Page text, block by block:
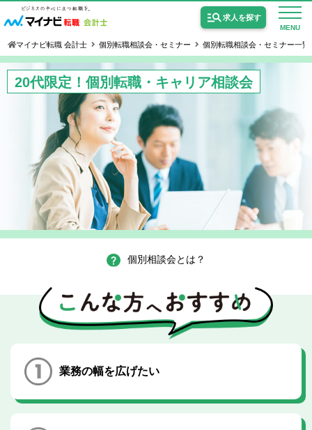
MENU
求人を探す
公認会計士の求人
監査法人の求人
公認会計士試験合格向けの求人
USCPA（米国公認会計士）の求人
女性会計士の転職
非公開求人とは？
マイナビ転職 会計士 個別転職相談会・セミナー 個別転職相談会・セミナー一覧
20代限定！個別転職・キャリア相談会
個別相談会とは？
業務の幅を広げたい